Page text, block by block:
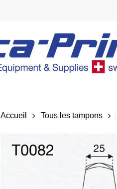
Accueil Tous les tampons